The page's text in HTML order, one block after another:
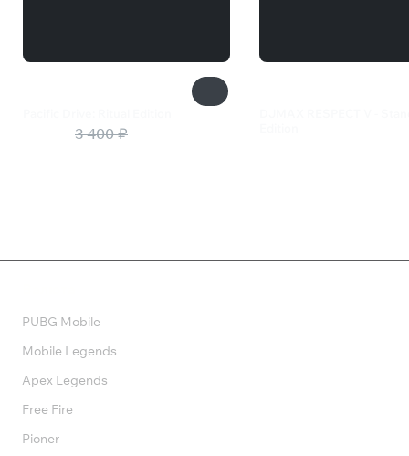
3 400 ₽
PUBG Mobile
Mobile Legends
Apex Legends
Free Fire
Pioner